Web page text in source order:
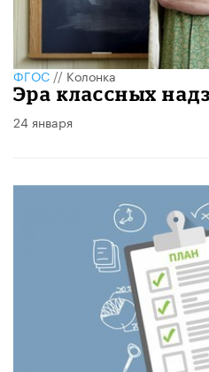
ФГОС//Колонка
Эра классных
24 января